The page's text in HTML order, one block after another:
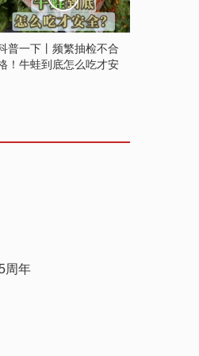
普一下丨频繁抽检不合
！牛蛙到底怎么吃才安
周年